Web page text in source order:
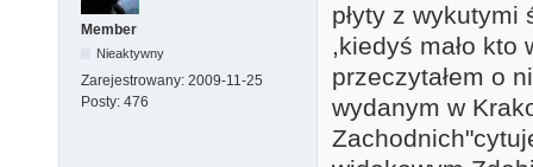
Member
Nieaktywny
Zarejestrowany: 2009-11-25
Posty: 476
płyty z wykutymi
,kiedyś mało kto
przeczytałem o
wydanym w